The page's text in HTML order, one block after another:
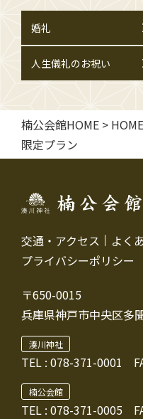
婚礼
人生儀礼のお祝い
楠公会館HOME > HOME
限定プラン
交通・アクセス よく
プライバシーポリシー
〒650-0015
兵庫県神戸市中央区多
湊川神社
TEL : 078-371-0001
楠公会館
TEL : 078-371-0005